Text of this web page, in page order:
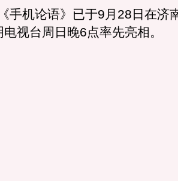
机论语》已于9月28日在济
视台周日晚6点率先亮相。